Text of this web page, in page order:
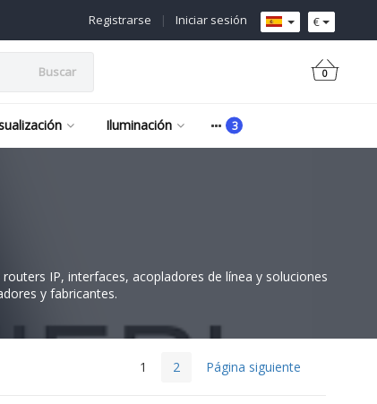
€
Iniciar sesión
|
Registrarse
Buscar 0
Iluminación
IP, interfaces, acopladores de línea y soluciones
y fabricantes.
1 2 Página siguiente